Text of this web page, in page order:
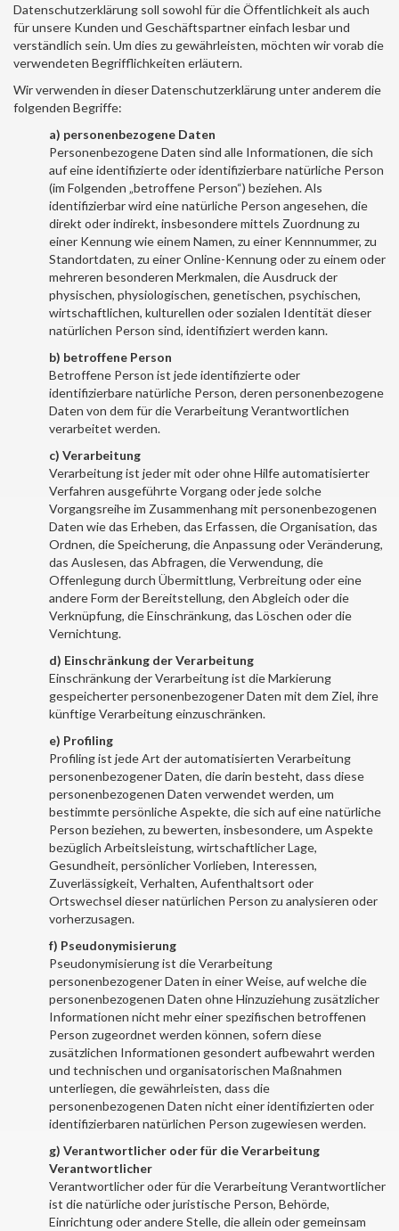
Datenschutzerklärung soll sowohl für die Öffentlichkeit als auch
für unsere Kunden und Geschäftspartner einfach lesbar und
verständlich sein. Um dies zu gewährleisten, möchten wir vorab die
verwendeten Begrifflichkeiten erläutern.
Wir verwenden in dieser Datenschutzerklärung unter anderem die
folgenden Begriffe:
a) personenbezogene Daten
Personenbezogene Daten sind alle Informationen, die sich
auf eine identifizierte oder identifizierbare natürliche Person
(im Folgenden „betroffene Person“) beziehen. Als
identifizierbar wird eine natürliche Person angesehen, die
direkt oder indirekt, insbesondere mittels Zuordnung zu
einer Kennung wie einem Namen, zu einer Kennnummer, zu
Standortdaten, zu einer Online-Kennung oder zu einem oder
mehreren besonderen Merkmalen, die Ausdruck der
physischen, physiologischen, genetischen, psychischen,
wirtschaftlichen, kulturellen oder sozialen Identität dieser
natürlichen Person sind, identifiziert werden kann.
b) betroffene Person
Betroffene Person ist jede identifizierte oder
identifizierbare natürliche Person, deren personenbezogene
Daten von dem für die Verarbeitung Verantwortlichen
verarbeitet werden.
c) Verarbeitung
Verarbeitung ist jeder mit oder ohne Hilfe automatisierter
Verfahren ausgeführte Vorgang oder jede solche
Vorgangsreihe im Zusammenhang mit personenbezogenen
Daten wie das Erheben, das Erfassen, die Organisation, das
Ordnen, die Speicherung, die Anpassung oder Veränderung,
das Auslesen, das Abfragen, die Verwendung, die
Offenlegung durch Übermittlung, Verbreitung oder eine
andere Form der Bereitstellung, den Abgleich oder die
Verknüpfung, die Einschränkung, das Löschen oder die
Vernichtung.
d) Einschränkung der Verarbeitung
Einschränkung der Verarbeitung ist die Markierung
gespeicherter personenbezogener Daten mit dem Ziel, ihre
künftige Verarbeitung einzuschränken.
e) Profiling
Profiling ist jede Art der automatisierten Verarbeitung
personenbezogener Daten, die darin besteht, dass diese
personenbezogenen Daten verwendet werden, um
bestimmte persönliche Aspekte, die sich auf eine natürliche
Person beziehen, zu bewerten, insbesondere, um Aspekte
bezüglich Arbeitsleistung, wirtschaftlicher Lage,
Gesundheit, persönlicher Vorlieben, Interessen,
Zuverlässigkeit, Verhalten, Aufenthaltsort oder
Ortswechsel dieser natürlichen Person zu analysieren oder
vorherzusagen.
f) Pseudonymisierung
Pseudonymisierung ist die Verarbeitung
personenbezogener Daten in einer Weise, auf welche die
personenbezogenen Daten ohne Hinzuziehung zusätzlicher
Informationen nicht mehr einer spezifischen betroffenen
Person zugeordnet werden können, sofern diese
zusätzlichen Informationen gesondert aufbewahrt werden
und technischen und organisatorischen Maßnahmen
unterliegen, die gewährleisten, dass die
personenbezogenen Daten nicht einer identifizierten oder
identifizierbaren natürlichen Person zugewiesen werden.
g) Verantwortlicher oder für die Verarbeitung
Verantwortlicher
Verantwortlicher oder für die Verarbeitung Verantwortlicher
ist die natürliche oder juristische Person, Behörde,
Einrichtung oder andere Stelle, die allein oder gemeinsam